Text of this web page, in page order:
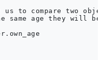
us to compare two
same age they will be